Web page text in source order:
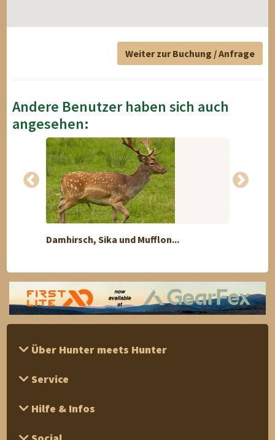
Weiter zur Buchung / Anfrage
Andere Benutzer haben sich auch
angesehen:
Damhirsch, Sika und Mufflon...
Über Hunter meets Hunter
Service
Hilfe & Infos